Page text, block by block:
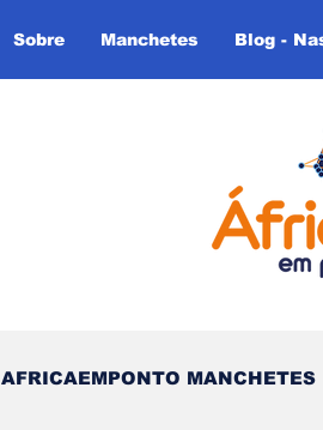
Sobre Manchetes Blog -
AFRICAEMPONTO MANCHETES